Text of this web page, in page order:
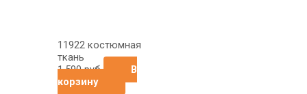
11922 костюмная
ткань
1,590руб
В
корзину